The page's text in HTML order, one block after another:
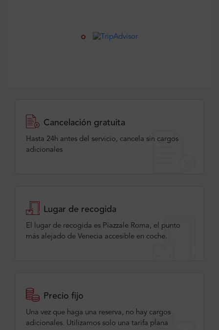
Cancelación gratuita
Hasta 24h antes del servicio, cancela sin cargos
adicionales
Lugar de recogida
El lugar de recogida es Piazzale Roma, el punto
más alejado de Venecia accesible en coche.
Precio fijo
Una vez que haga una reserva, no hay cargos
adicionales. Utilizamos solo una tarifa plana